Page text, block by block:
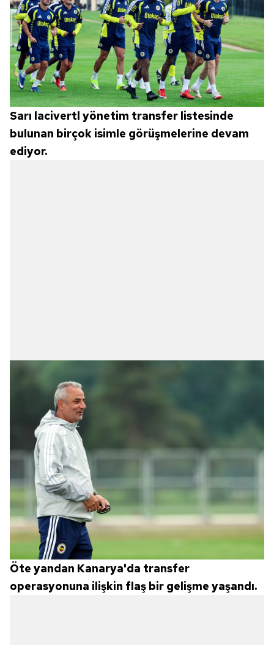
Sarı lacivertl yönetim transfer listesinde
bulunan birçok isimle görüşmelerine devam
ediyor.
Öte yandan Kanarya'da transfer
operasyonuna ilişkin flaş bir gelişme yaşandı.